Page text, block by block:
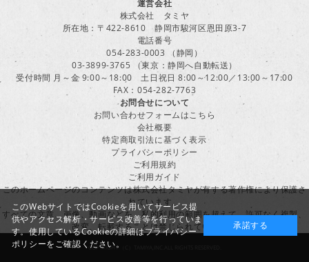
運営会社
株式会社 タミヤ
所在地：〒422-8610 静岡市駿河区恩田原3-7
電話番号
054-283-0003 （静岡）
03-3899-3765 （東京：静岡へ自動転送）
受付時間 月～金 9:00～18:00 土日祝日 8:00～12:00／13:00～17:00
FAX：054-282-7763
お問合せについて
お問い合わせフォームはこちら
会社概要
特定商取引法に基づく表示
プライバシーポリシー
ご利用規約
ご利用ガイド
このホームページのコンテンツは株式会社タミヤが有する著作権により保護さ
れています。
すべての文章、画像、動画などを、私的利用の範囲を超えて、許可なく複製、
改変、転載することは禁じられています。
COPYRIGHT （C）TAMIYA,INC.ALL RIGHTS RESERVED.
このWebサイトではCookieを用いてサービス提
供やアクセス解析・サービス改善等を行っていま
す。使用しているCookieの詳細はプライバシー
ポリシーをご確認ください。
承諾する